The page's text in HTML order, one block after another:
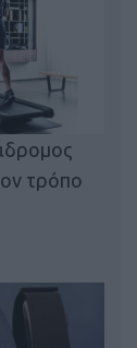
τρόπο